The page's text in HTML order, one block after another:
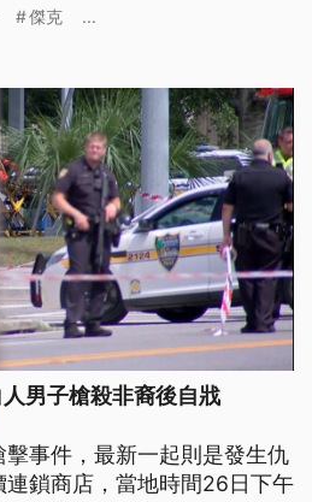
傑克 ...
男子槍殺非裔後自戕
事件，最新一起則是發生仇
鎖商店，當地時間26日下午